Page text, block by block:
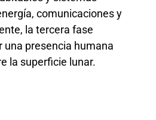
comunicaciones y
la tercera fase
una presencia humana
la superficie lunar.